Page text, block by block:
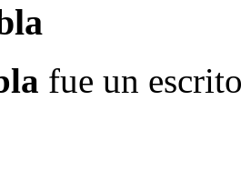
fue un